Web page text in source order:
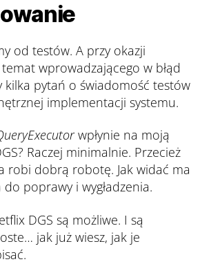
od testów. A przy okazji
wprowadzającego w błąd
kilka pytań o świadomość testów
implementacji systemu.
wpłynie na moją
Raczej minimalnie. Przecież
robi dobrą robotę. Jak widać ma
poprawy i wygładzenia.
DGS są możliwe. I są
jak już wiesz, jak je